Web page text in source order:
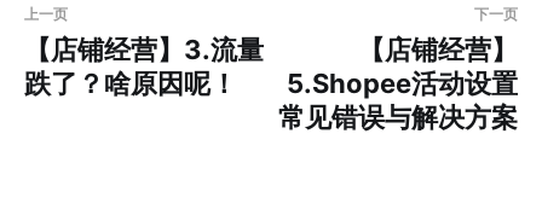
上一页
【店铺经营】3.流量
跌了？啥原因呢！
下一页
【店铺经营】
5.Shopee活动设置
常见错误与解决方案